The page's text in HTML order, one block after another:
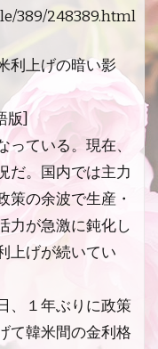
389/248389.html
利上げの暗い影
版]
ている。現在、
だ。国内では主力
策の余波で生産・
力が急激に鈍化し
上げが続いてい
、１年ぶりに政策
て韓米間の金利格